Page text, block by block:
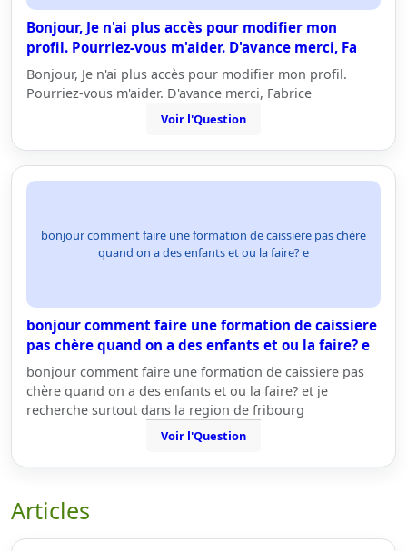
Bonjour, Je n'ai plus accès pour modifier mon
profil. Pourriez-vous m'aider. D'avance merci, Fa
Bonjour, Je n'ai plus accès pour modifier mon profil.
Pourriez-vous m'aider. D'avance merci, Fabrice
Voir l'Question
bonjour comment faire une formation de caissiere pas chère
quand on a des enfants et ou la faire? e
bonjour comment faire une formation de caissiere
pas chère quand on a des enfants et ou la faire? e
bonjour comment faire une formation de caissiere pas
chère quand on a des enfants et ou la faire? et je
recherche surtout dans la region de fribourg
Voir l'Question
Articles